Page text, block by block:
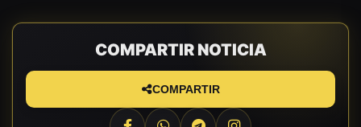
COMPARTIR NOTICIA
COMPARTIR